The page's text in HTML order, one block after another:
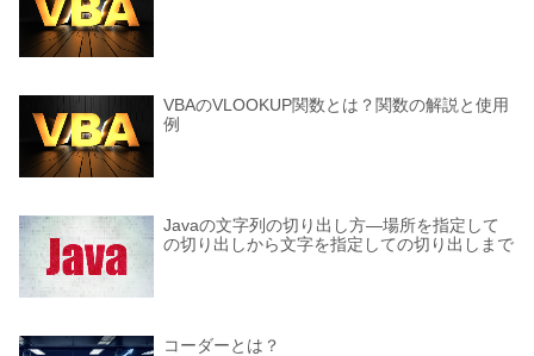
VBAのVLOOKUP関数とは？関数の解説と使用
例
Javaの文字列の切り出し方―場所を指定して
の切り出しから文字を指定しての切り出しまで
コーダーとは？